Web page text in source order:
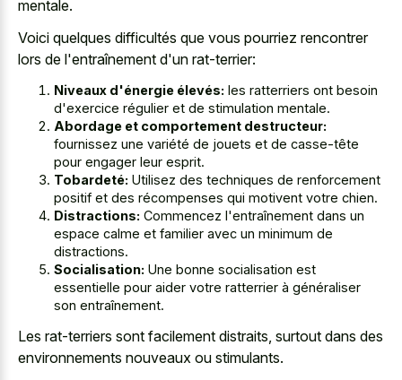
mentale.
Voici quelques difficultés que vous pourriez rencontrer
lors de l'entraînement d'un rat-terrier:
Niveaux d'énergie élevés: les ratterriers ont besoin
d'exercice régulier et de stimulation mentale.
Abordage et comportement destructeur:
fournissez une variété de jouets et de casse-tête
pour engager leur esprit.
Tobardeté: Utilisez des techniques de renforcement
positif et des récompenses qui motivent votre chien.
Distractions: Commencez l'entraînement dans un
espace calme et familier avec un minimum de
distractions.
Socialisation: Une bonne socialisation est
essentielle pour aider votre ratterrier à généraliser
son entraînement.
Les rat-terriers sont facilement distraits, surtout dans des
environnements nouveaux ou stimulants.